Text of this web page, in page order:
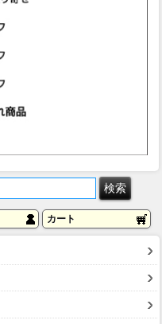
カート